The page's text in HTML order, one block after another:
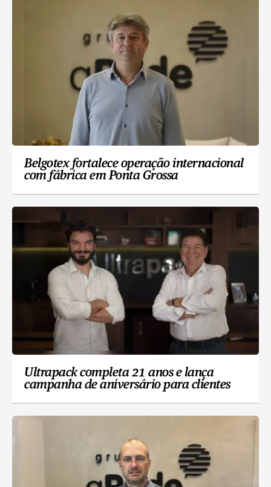
Belgotex fortalece operação internacional
com fábrica em Ponta Grossa
Ultrapack completa 21 anos e lança
campanha de aniversário para clientes